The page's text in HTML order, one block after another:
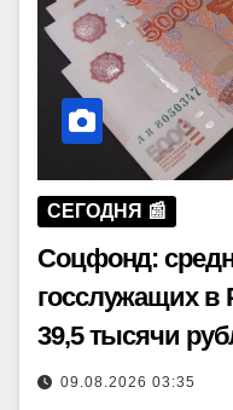
СЕГОДНЯ 📰
Соцфонд:
госслужащих в
39,5 тысячи
09.08.2026 03:35